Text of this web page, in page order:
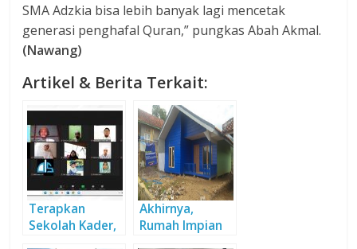
SMA Adzkia bisa lebih banyak lagi mencetak
generasi penghafal Quran,” pungkas Abah Akmal.
(Nawang)
Artikel & Berita Terkait:
Terapkan
Sekolah Kader,
Akhirnya,
Rumah Impian